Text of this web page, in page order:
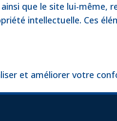
que le site lui-même,
intellectuelle. Ces
et améliorer votre